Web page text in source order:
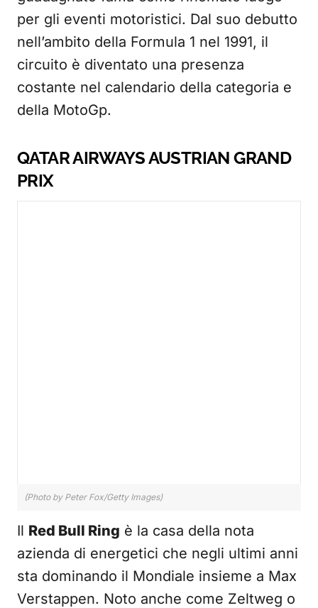
per gli eventi motoristici. Dal suo debutto
nell’ambito della Formula 1 nel 1991, il
circuito è diventato una presenza
costante nel calendario della categoria e
della MotoGp.
QATAR AIRWAYS AUSTRIAN GRAND
PRIX
(Photo by Peter Fox/Getty Images)
Il Red Bull Ring è la casa della nota
azienda di energetici che negli ultimi anni
sta dominando il Mondiale insieme a Max
Verstappen. Noto anche come Zeltweg o